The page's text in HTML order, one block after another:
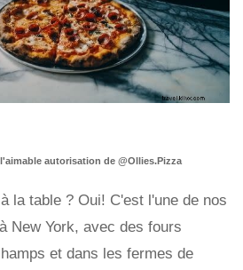
autorisation de @Ollies.Pizza
la table ? Oui! C'est l'une de nos
New York, avec des fours
et dans les fermes de